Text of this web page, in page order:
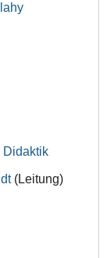
Didaktik
(Leitung)